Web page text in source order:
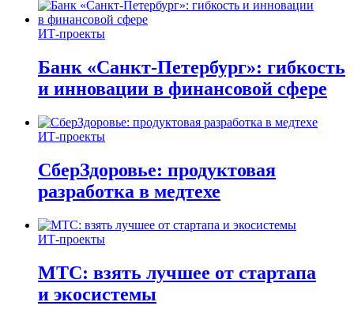
ИТ-проекты
Банк «Санкт-Петербург»: гибкость
и инновации в финансовой сфере
ИТ-проекты
СберЗдоровье: продуктовая
разработка в медтехе
ИТ-проекты
МТС: взять лучшее от стартапа
и экосистемы